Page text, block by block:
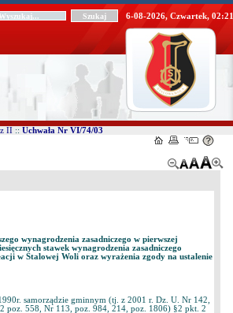
6-08-2026, Czwartek, 02:21
II :: Uchwała Nr VI/74/03
wynagrodzenia zasadniczego w pierwszej
stawek wynagrodzenia zasadniczego
w Stalowej Woli oraz wyrażenia zgody na ustalenie
samorządzie gminnym (tj. z 2001 r. Dz. U. Nr 142,
poz. 558, Nr 113, poz. 984, 214, poz. 1806) §2 pkt. 2